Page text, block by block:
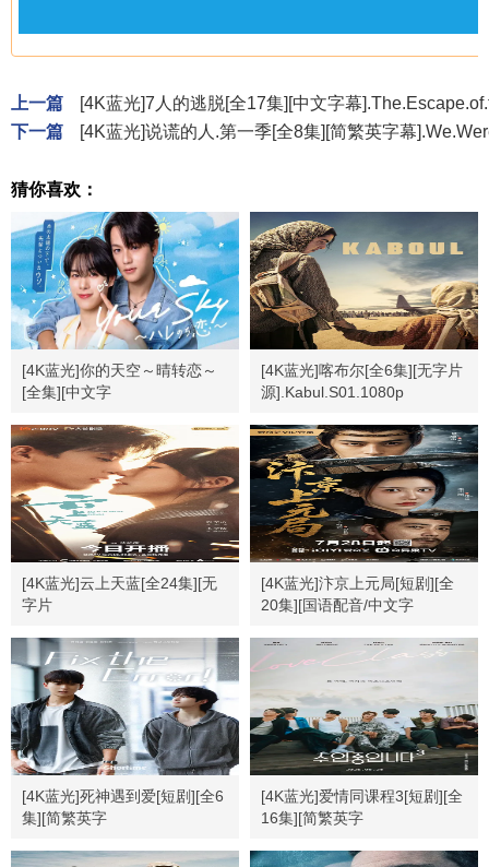
上一篇
[4K蓝光]7人的逃脱[全17集][中文字幕
下一篇
[4K蓝光]说谎的人.第一季[全8集][简繁英字幕
猜你喜欢：
[4K蓝光]你的天空～晴转恋～
[全集][中文字
[4K蓝光]喀布尔[全6集][无字片
源].Kabul.S01.1080p
[4K蓝光]云上天蓝[全24集][无
字片
[4K蓝光]汴京上元局[短剧][全
20集][国语配音/中文字
[4K蓝光]死神遇到爱[短剧][全6
集][简繁英字
[4K蓝光]爱情同课程3[短剧][全
16集][简繁英字